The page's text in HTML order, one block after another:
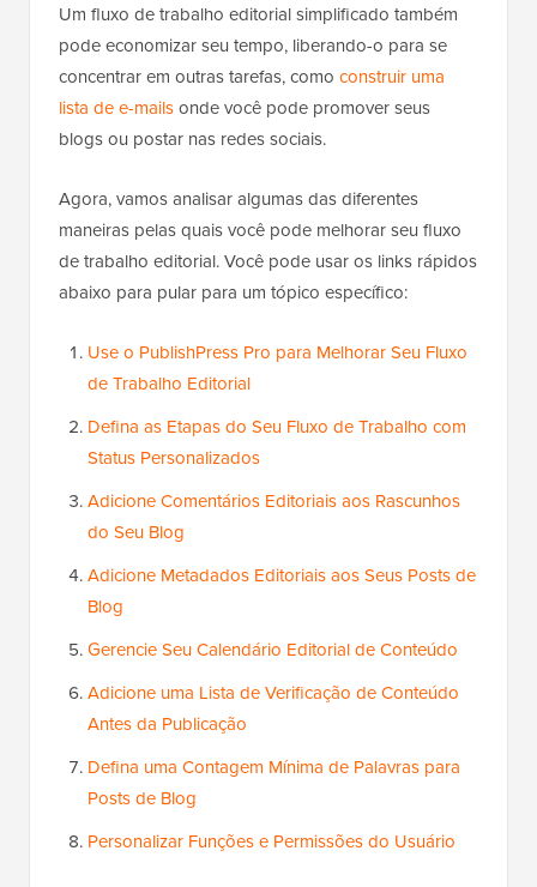
Um fluxo de trabalho editorial simplificado também
pode economizar seu tempo, liberando-o para se
concentrar em outras tarefas, como construir uma
lista de e-mailsonde você pode promover seus
blogs ou postar nas redes sociais.
Agora, vamos analisar algumas das diferentes
maneiras pelas quais você pode melhorar seu fluxo
de trabalho editorial. Você pode usar os links rápidos
abaixo para pular para um tópico específico:
Use o PublishPress Pro para Melhorar Seu Fluxo
de Trabalho Editorial
Defina as Etapas do Seu Fluxo de Trabalho com
Status Personalizados
Adicione Comentários Editoriais aos Rascunhos
do Seu Blog
Adicione Metadados Editoriais aos Seus Posts de
Blog
Gerencie Seu Calendário Editorial de Conteúdo
Adicione uma Lista de Verificação de Conteúdo
Antes da Publicação
Defina uma Contagem Mínima de Palavras para
Posts de Blog
Personalizar Funções e Permissões do Usuário